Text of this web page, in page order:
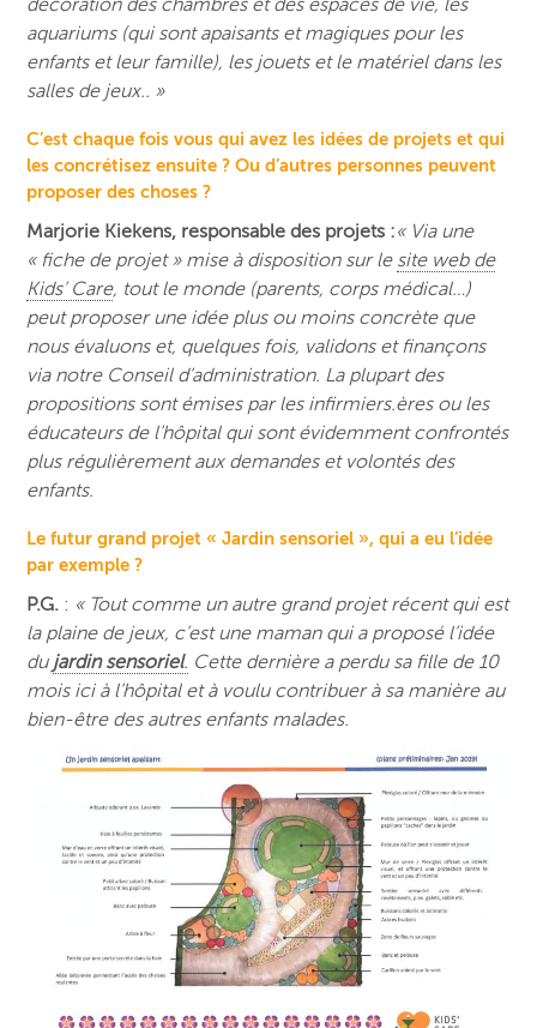
décoration des chambres et des espaces de vie, les
aquariums (qui sont apaisants et magiques pour les
enfants et leur famille), les jouets et le matériel dans les
salles de jeux.. »
C’est chaque fois vous qui avez les idées de projets et qui
les concrétisez ensuite ? Ou d’autres personnes peuvent
proposer des choses ?
Marjorie Kiekens, responsable des projets :« Via une
« fiche de projet » mise à disposition sur le site web de
Kids’ Care, tout le monde (parents, corps médical…)
peut proposer une idée plus ou moins concrète que
nous évaluons et, quelques fois, validons et finançons
via notre Conseil d’administration. La plupart des
propositions sont émises par les infirmiers.ères ou les
éducateurs de l’hôpital qui sont évidemment confrontés
plus régulièrement aux demandes et volontés des
enfants.
Le futur grand projet « Jardin sensoriel », qui a eu l’idée
par exemple ?
P.G. : « Tout comme un autre grand projet récent qui est
la plaine de jeux, c’est une maman qui a proposé l’idée
du jardin sensoriel. Cette dernière a perdu sa fille de 10
mois ici à l’hôpital et à voulu contribuer à sa manière au
bien-être des autres enfants malades.